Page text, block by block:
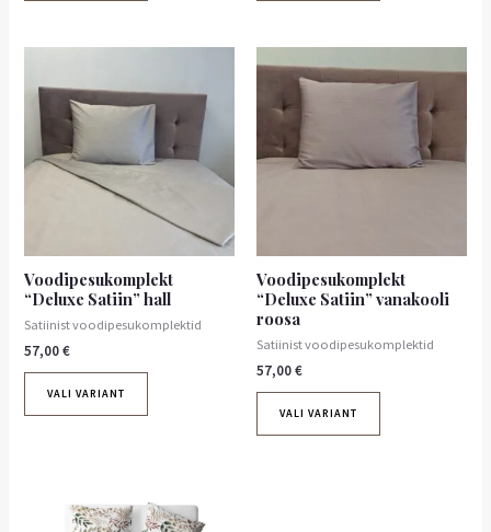
Voodipesukomplekt
“Deluxe Satiin” hall
Satiinist voodipesukomplektid
57,00€
VALI VARIANT
Voodipesukomplekt
“Deluxe Satiin” vanakooli
roosa
Satiinist voodipesukomplektid
57,00€
VALI VARIANT